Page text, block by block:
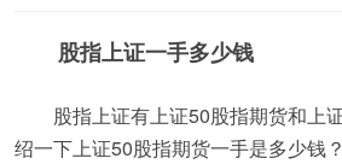
股指上证一手多少钱
股指上证有上证50股指期货和上
绍一下上证50股指期货一手是多少钱？